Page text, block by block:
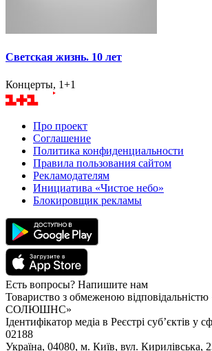
Светская жизнь. 10 лет
Концерты, 1+1
Про проект
Соглашение
Политика конфиденциальности
Правила пользования сайтом
Рекламодателям
Инициатива «Чистое небо»
Блокировщик рекламы
Есть вопросы? Напишите нам
Товариство з обмеженою
СОЛЮШНС»
Ідентифікатор медіа в Реєстрі суб’єктів у
02188
Україна, 04080, м. Київ, вул. Кирилівська,